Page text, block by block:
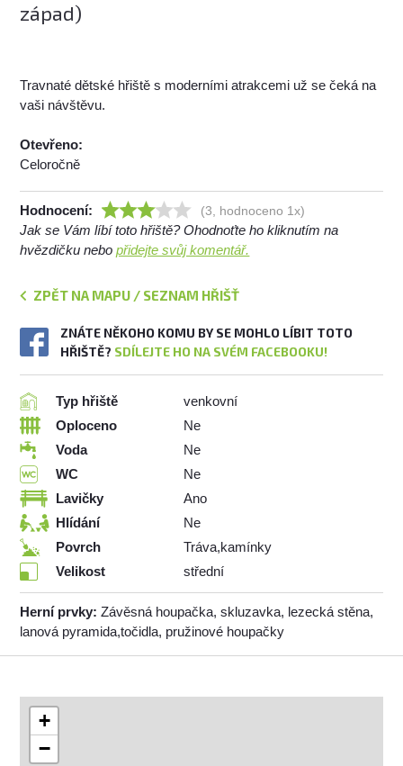
západ)
Travnaté dětské hřiště s moderními atrakcemi už se čeká na
vaši návštěvu.
Otevřeno:
Celoročně
Hodnocení: (3, hodnoceno 1x)
Jak se Vám líbí toto hřiště? Ohodnoťte ho kliknutím na
hvězdičku nebopřidejte svůj komentář.
ZPĚT NA MAPU / SEZNAM HŘIŠŤ
ZNÁTE NĚKOHO KOMU BY SE MOHLO LÍBIT TOTO
HŘIŠTĚ? SDÍLEJTE HO NA SVÉM FACEBOOKU!
Typ hřiště
venkovní
Oploceno
Ne
Voda
Ne
WC
Ne
Lavičky
Ano
Hlídání
Ne
Povrch
Tráva,kamínky
Velikost
střední
Herní prvky: Závěsná houpačka, skluzavka, lezecká stěna,
lanová pyramida,točidla, pružinové houpačky
+
−